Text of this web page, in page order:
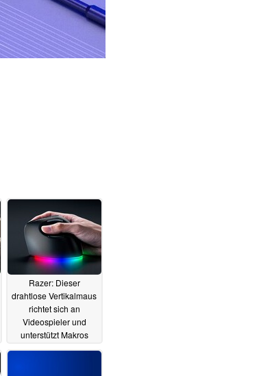
Razer: Dieser
drahtlose Vertikalmaus
richtet sich an
Videospieler und
unterstützt Makros
25.04.2025